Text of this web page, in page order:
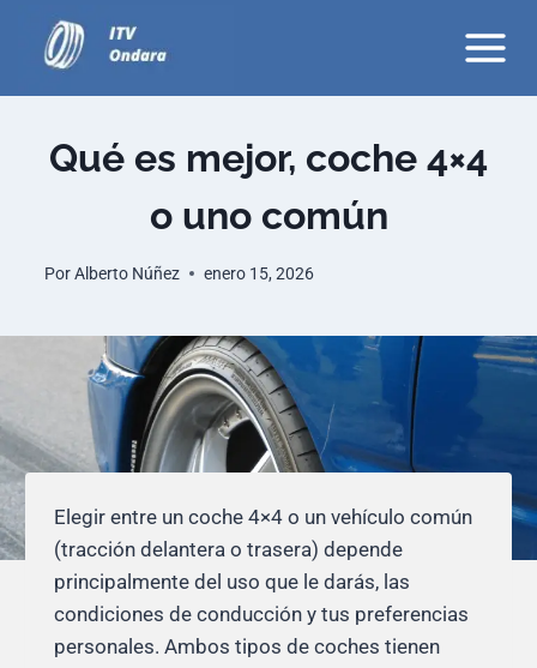
contenido
Qué es mejor, coche 4×4
o uno común
PorAlberto Núñez enero 15, 2026
Elegir entre un coche 4×4 o un vehículo común
(tracción delantera o trasera) depende
principalmente del uso que le darás, las
condiciones de conducción y tus preferencias
personales. Ambos tipos de coches tienen